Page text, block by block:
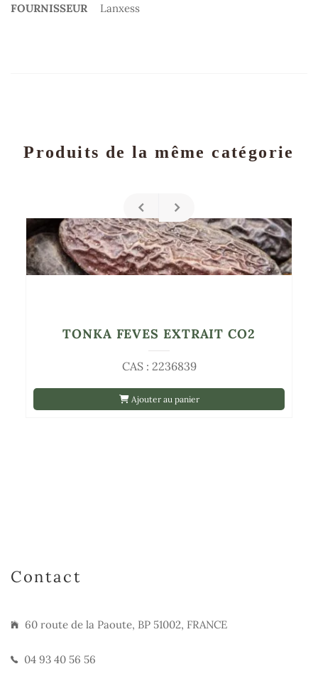
FOURNISSEUR Lanxess
Produits de la même catégorie
Ajouter au panier
CAS : 2236839
TONKA FEVES EXTRAIT CO2
Contact
60 route de la Paoute, BP 51002, FRANCE
04 93 40 56 56